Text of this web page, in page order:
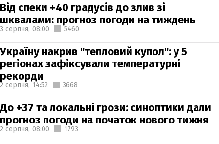
Від спеки +40 градусів до злив зі
шквалами: прогноз погоди на тиждень
3 серпня, 08:00 5460
Україну накрив "тепловий купол": у 5
регіонах зафіксували температурні
рекорди
2 серпня, 14:52 3668
До +37 та локальні грози: синоптики дали
прогноз погоди на початок нового тижня
2 серпня, 08:00 1793